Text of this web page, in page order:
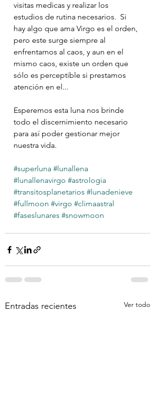
visitas medicas y realizar los
estudios de rutina necesarios.  Si
hay algo que ama Virgo es el orden,
pero este surge siempre al
enfrentarnos al caos, y aun en el
mismo caos, existe un orden que
sólo es perceptible si prestamos
atención en el...
Esperemos esta luna nos brinde
todo el discernimiento necesario
para así poder gestionar mejor
nuestra vida.
#superluna #lunallena
#lunallenavirgo #astrologia
#transitosplanetarios #lunadenieve
#fullmoon #virgo #climaastral
#faseslunares #snowmoon
Entradas recientes Ver todo